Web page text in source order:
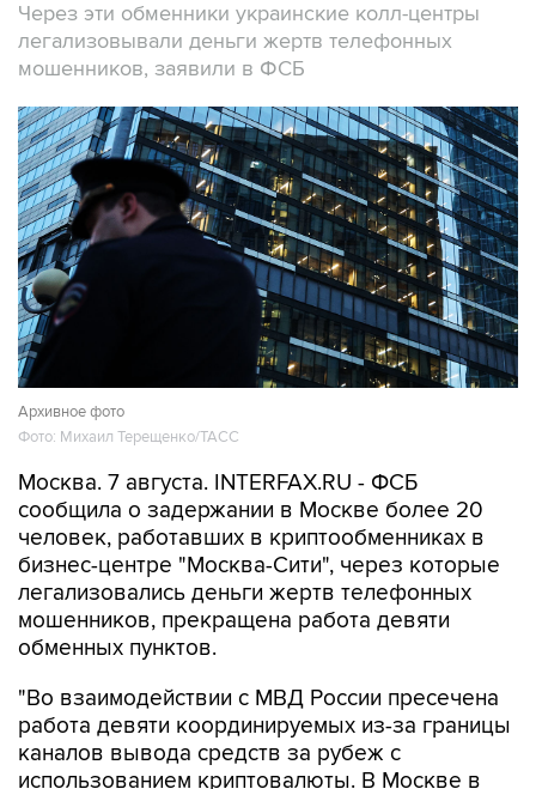
Через эти обменники украинские колл-центры
легализовывали деньги жертв телефонных
мошенников, заявили в ФСБ
Архивное фото
Фото: Михаил Терещенко/ТАСС
Москва. 7 августа. INTERFAX.RU - ФСБ
сообщила о задержании в Москве более 20
человек, работавших в криптообменниках в
бизнес-центре "Москва-Сити", через которые
легализовались деньги жертв телефонных
мошенников, прекращена работа девяти
обменных пунктов.
"Во взаимодействии с МВД России пресечена
работа девяти координируемых из-за границы
каналов вывода средств за рубеж с
использованием криптовалюты. В Москве в